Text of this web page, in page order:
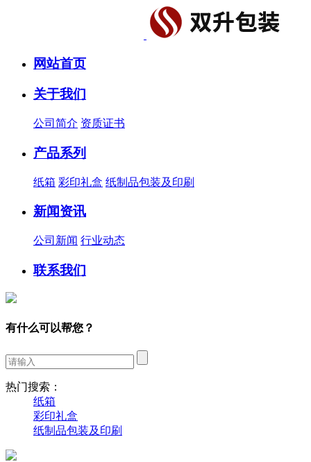
网站首页
关于我们
公司简介 资质证书
产品系列
纸箱 彩印礼盒 纸制品包装及印刷
新闻资讯
公司新闻 行业动态
联系我们
有什么可以帮您？
热门搜索：
纸箱
彩印礼盒
纸制品包装及印刷